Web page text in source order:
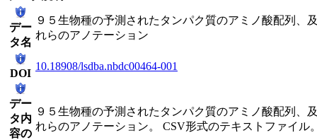
デー
タ名
９５生物種の予測されたタンパク質のアミノ酸配列、
れらのアノテーション
DOI
10.18908/lsdba.nbdc00464-001
デー
タ内
容の
９５生物種の予測されたタンパク質のアミノ酸配列、
れらのアノテーション。 CSV形式のテキストファイル